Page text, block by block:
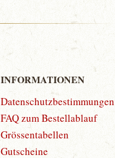
INFORMATIONEN
Datenschutzbestimmungen
FAQ zum Bestellablauf
Grössentabellen
Gutscheine